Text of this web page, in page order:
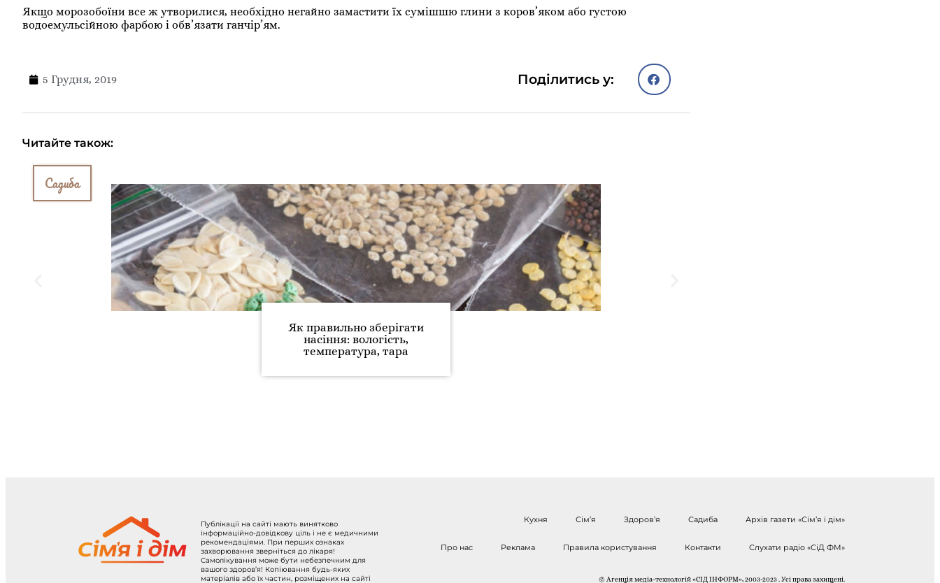
Якщо морозобоїни все ж утворилися, необхідно негайно замастити їх сумішшю глини з коров’яком або густою
водоемульсійною фарбою і обв’язати ганчір’ям.
5 Грудня, 2019 Поділитись у:
Читайте також:
Садиба
Як правильно зберігати
насіння: вологість,
температура, тара
Публікації на сайті мають винятково
інформаційно-довідкову ціль і не є медичними
рекомендаціями. При перших ознаках
захворювання зверніться до лікаря!
Самолікування може бути небезпечним для
вашого здоров’я! Копіювання будь-яких
матеріалів або їх частин, розміщених на сайті
Кухня Сім’я Здоров’я Садиба Архів газети «Сім’я і дім»
Про нас Реклама Правила користування Контакти Слухати радіо «СіД ФМ»
© Агенція медіа-технологій «СІД ІНФОРМ», 2003-2023 . Усі права захищені.